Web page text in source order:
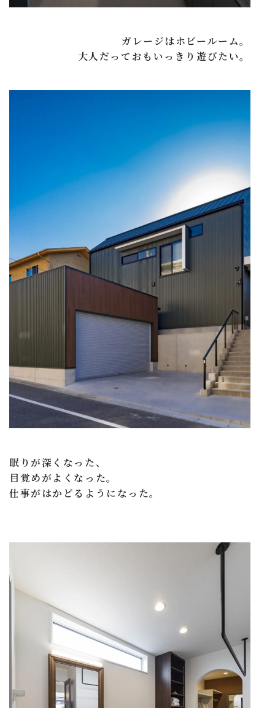
ガレージはホビールーム。
大人だっておもいっきり遊びたい。
眠りが深くなった、
目覚めがよくなった。
仕事がはかどるようになった。